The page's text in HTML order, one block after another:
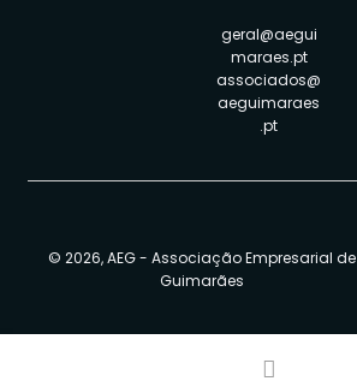
geral@aegui
maraes.pt
associados@
aeguimaraes
.pt
© 2026, AEG - Associação Empresarial de
Guimarães